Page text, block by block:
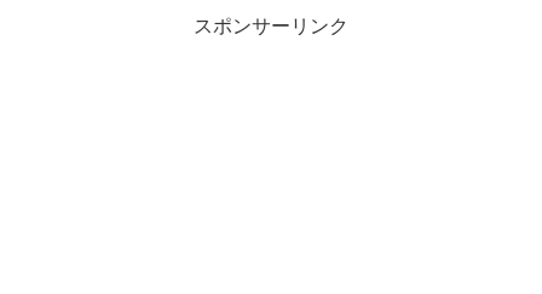
スポンサーリンク